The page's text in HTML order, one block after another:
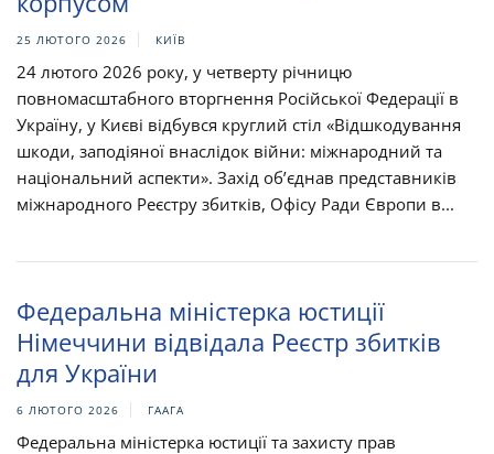
25 ЛЮТОГО 2026 КИЇВ
24 лютого 2026 року, у четверту річницю
повномасштабного вторгнення Російської Федерації в
Україну, у Києві відбувся круглий стіл «Відшкодування
шкоди, заподіяної внаслідок війни: міжнародний та
національний аспекти». Захід об’єднав представників
міжнародного Реєстру збитків, Офісу Ради Європи в...
Федеральна міністерка юстиції
Німеччини відвідала Реєстр збитків
для України
6 ЛЮТОГО 2026 ГААГА
Федеральна міністерка юстиції та захисту прав